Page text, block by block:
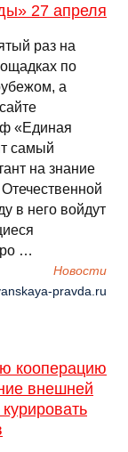
27 апреля
раз на
по
а
«Единая
самый
на знание
в него войдут
…
Новости
pravda.ru
кооперацию
внешней